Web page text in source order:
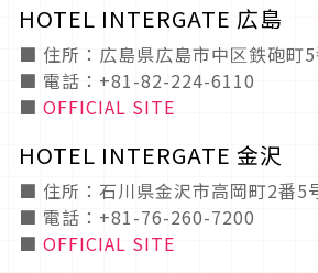
HOTEL INTERGATE 広島
■ 住所：広島県広島市中区鉄砲町
■ 電話：+81-82-224-6110
■ OFFICIAL SITE
HOTEL INTERGATE 金沢
■ 住所：石川県金沢市高岡町2番5
■ 電話：+81-76-260-7200
■ OFFICIAL SITE